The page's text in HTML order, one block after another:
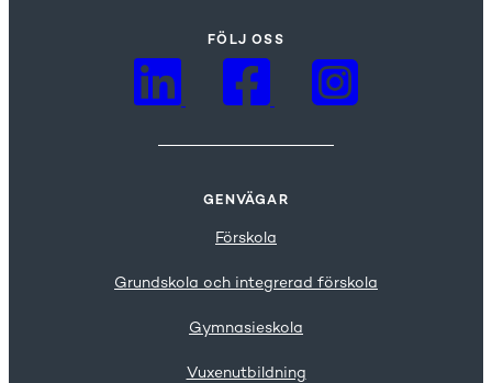
GENVÄGAR
Förskola
Grundskola och integrerad förskola
Gymnasieskola
Vuxenutbildning
FÖLJ OSS